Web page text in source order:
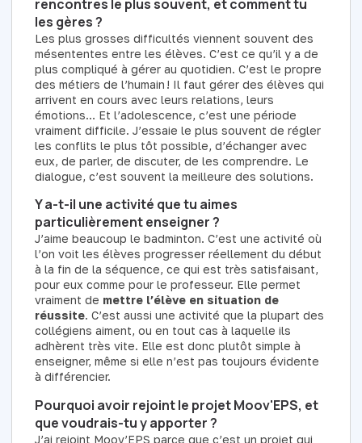
rencontres le plus souvent, et comment tu
les gères ?
Les plus grosses difficultés viennent souvent des
mésententes entre les élèves. C’est ce qu’il y a de
plus compliqué à gérer au quotidien. C’est le propre
des métiers de l’humain ! Il faut gérer des élèves qui
arrivent en cours avec leurs relations, leurs
émotions… Et l’adolescence, c’est une période
vraiment difficile. J’essaie le plus souvent de régler
les conflits le plus tôt possible, d’échanger avec
eux, de parler, de discuter, de les comprendre. Le
dialogue, c’est souvent la meilleure des solutions.
Y a-t-il une activité que tu aimes
particulièrement enseigner ?
J’aime beaucoup le badminton. C’est une activité où
l’on voit les élèves progresser réellement du début
à la fin de la séquence, ce qui est très satisfaisant,
pour eux comme pour le professeur. Elle permet
vraiment de mettre l’élève en situation de
réussite. C’est aussi une activité que la plupart des
collégiens aiment, ou en tout cas à laquelle ils
adhèrent très vite. Elle est donc plutôt simple à
enseigner, même si elle n’est pas toujours évidente
à différencier.
Pourquoi avoir rejoint le projet Moov'EPS, et
que voudrais-tu y apporter ?
J’ai rejoint Moov’EPS parce que c’est un projet qui